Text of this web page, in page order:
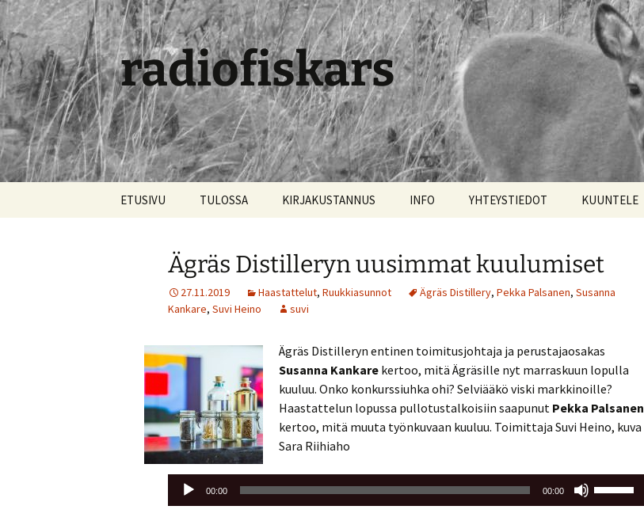
radiofiskars
ETUSIVU TULOSSA KIRJAKUSTANNUS INFO YHTEYSTIEDOT KUUNTELE
Ägräs Distilleryn uusimmat kuulumiset
27.11.2019 Haastattelut, Ruukkiasunnot Ägräs Distillery, Pekka Palsanen, Susanna
Kankare, Suvi Heino suvi
Ägräs Distilleryn entinen toimitusjohtaja ja perustajaosakas
Susanna Kankare kertoo, mitä Ägräsille nyt marraskuun lopulla
kuuluu. Onko konkurssiuhka ohi? Selviääkö viski markkinoille?
Haastattelun lopussa pullotustalkoisiin saapunut Pekka Palsanen
kertoo, mitä muuta työnkuvaan kuuluu. Toimittaja Suvi Heino, kuva
Sara Riihiaho
Äänitoistin
00:00 00:00